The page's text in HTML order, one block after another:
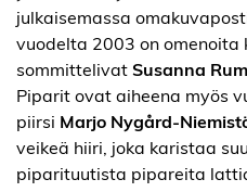
julkaisemassa
vuodelta 2003 on omenoita
sommittelivatSusanna
Piparit ovat aiheena myös
piirsi Marjo Nygård-
veikeä hiiri, joka karistaa
piparituutista pipareita